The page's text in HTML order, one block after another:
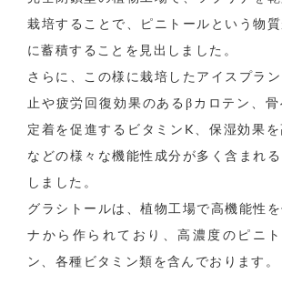
栽培することで、ピニトールという物
に蓄積することを見出しました。
さらに、この様に栽培したアイスプラ
止や疲労回復効果のあるβカロテン、
定着を促進するビタミンK、保湿効果
などの様々な機能性成分が多く含まれ
しました。
グラシトールは、植物工場で高機能性
ナから作られており、高濃度のピニ
ン、各種ビタミン類を含んでおります。